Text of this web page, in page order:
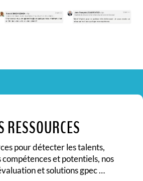
RESSOURCES
pour détecter les talents,
et potentiels, nos
et solutions gpec …